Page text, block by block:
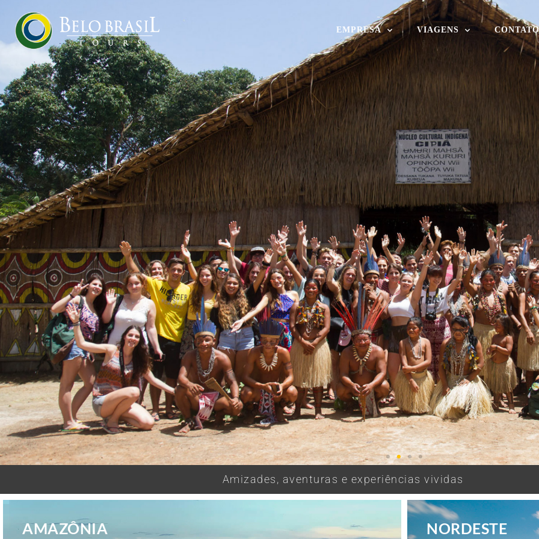
EMPRESA VIAGENS CONTATO
Amizades, aventuras e experiências vividas
AMAZÔNIA NORDESTE